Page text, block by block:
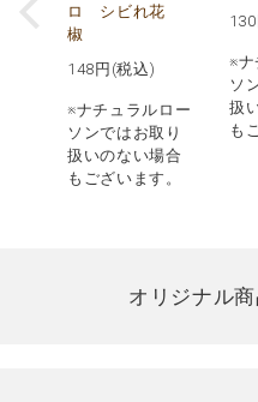
ロ シビれ花
椒
148 円(税込)
※ナチュラルロー
ソンではお取り
扱いのない場合
もございます。
130
※ナ
ソ
扱
も
オリジナル